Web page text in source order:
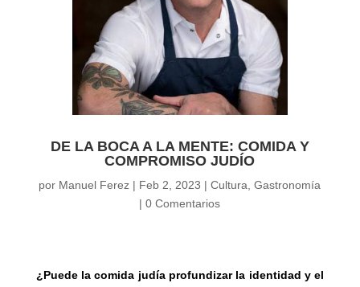
DE LA BOCA A LA MENTE: COMIDA Y
COMPROMISO JUDÍO
por Manuel Ferez | Feb 2, 2023 |Cultura,Gastronomía
|0 Comentarios
¿Puede la comida judía profundizar la identidad y el